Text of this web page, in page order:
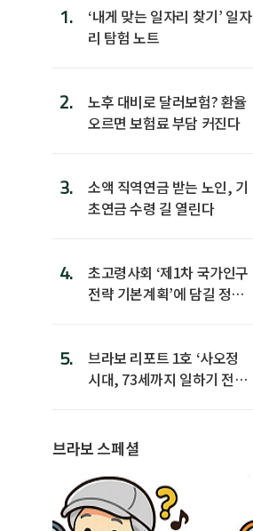
1.
‘내게 맞는 일자리 찾기’ 일자
리 탐험 노트
2.
노후 대비로 달러보험? 환율
오르면 보험료 부담 커진다
3.
소액 직역연금 받는 노인, 기
초연금 수령 길 열린다
4.
초고령사회 ‘제1차 국가인구
전략 기본계획’에 담길 정책
5.
브라보 리포트 1호 ‘사오정
시대, 73세까지 일하기 전략’
브라보 스페셜